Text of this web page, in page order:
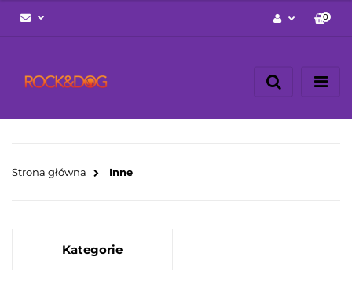
Zarejestruj się
0
Strona główna Inne
Kategorie